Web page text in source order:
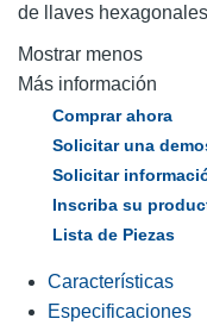
de llaves
Mostrar menos
Más información
Comprar ahora
Solicitar una
Solicitar
Inscriba su
Lista de Piezas
Características
Especificaciones